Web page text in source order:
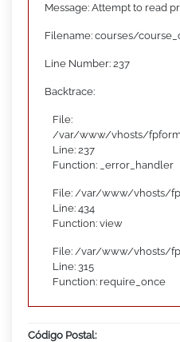
Message: Attempt to read
Filename: courses/
Line Number: 237
Backtrace:
File:
/var/www/vhosts/
Line: 237
Function: _error_handler
File: /var/www/vhosts/
Line: 434
Function: view
File: /var/www/vhosts/
Line: 315
Function: require_once
Código Postal: